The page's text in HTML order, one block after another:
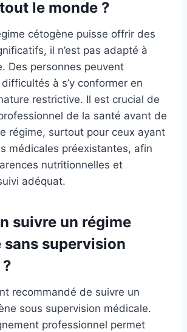
le monde ?
cétogène puisse offrir des
il n’est pas adapté à
Des personnes peuvent
à s’y conformer en
restrictive. Il est crucial de
de la santé avant de
régime, surtout pour ceux ayant
médicales préexistantes, afin
nutritionnelles et
adéquat.
suivre un régime
sans supervision
recommandé de suivre un
sous supervision médicale.
professionnel permet